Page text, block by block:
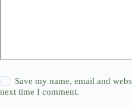
Save my name, email and
next time I comment.